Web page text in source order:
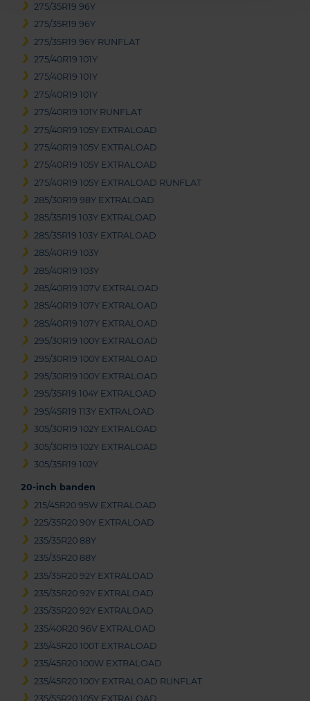
275/35R19 96Y
275/35R19 96Y
275/35R19 96Y RUNFLAT
275/40R19 101Y
275/40R19 101Y
275/40R19 101Y
275/40R19 101Y RUNFLAT
275/40R19 105Y EXTRALOAD
275/40R19 105Y EXTRALOAD
275/40R19 105Y EXTRALOAD
275/40R19 105Y EXTRALOAD RUNFLAT
285/30R19 98Y EXTRALOAD
285/35R19 103Y EXTRALOAD
285/35R19 103Y EXTRALOAD
285/40R19 103Y
285/40R19 103Y
285/40R19 107V EXTRALOAD
285/40R19 107Y EXTRALOAD
285/40R19 107Y EXTRALOAD
295/30R19 100Y EXTRALOAD
295/30R19 100Y EXTRALOAD
295/30R19 100Y EXTRALOAD
295/35R19 104Y EXTRALOAD
295/45R19 113Y EXTRALOAD
305/30R19 102Y EXTRALOAD
305/30R19 102Y EXTRALOAD
305/35R19 102Y
20-inch banden
215/45R20 95W EXTRALOAD
225/35R20 90Y EXTRALOAD
235/35R20 88Y
235/35R20 88Y
235/35R20 92Y EXTRALOAD
235/35R20 92Y EXTRALOAD
235/35R20 92Y EXTRALOAD
235/40R20 96V EXTRALOAD
235/45R20 100T EXTRALOAD
235/45R20 100W EXTRALOAD
235/45R20 100Y EXTRALOAD RUNFLAT
235/55R20 105Y EXTRALOAD